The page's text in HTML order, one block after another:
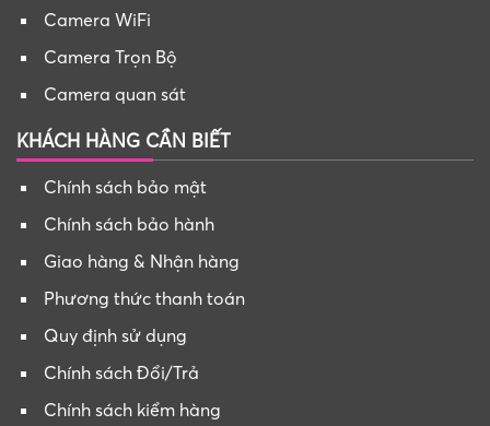
Camera WiFi
Camera Trọn Bộ
Camera quan sát
KHÁCH HÀNG CẦN BIẾT
Chính sách bảo mật
Chính sách bảo hành
Giao hàng & Nhận hàng
Phương thức thanh toán
Quy định sử dụng
Chính sách Đổi/Trả
Chính sách kiểm hàng